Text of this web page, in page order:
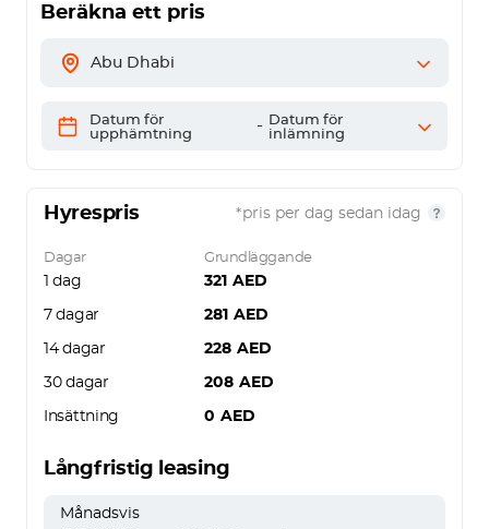
Beräkna ett pris
Abu Dhabi
Datum för
upphämtning
- Datum för
inlämning
Hyrespris *pris per dag sedan idag
Dagar Grundläggande
1 dag 321 AED
7 dagar 281 AED
14 dagar 228 AED
30 dagar 208 AED
Insättning 0 AED
Långfristig leasing
Månadsvis